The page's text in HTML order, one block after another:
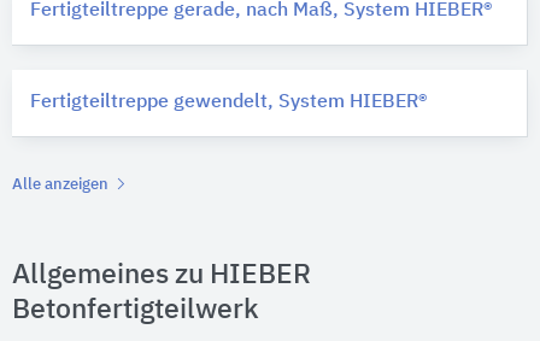
Fertigteiltreppe gerade, nach Maß, System HIEBER®
Fertigteiltreppe gewendelt, System HIEBER®
Alle anzeigen
Allgemeines zu HIEBER
Betonfertigteilwerk